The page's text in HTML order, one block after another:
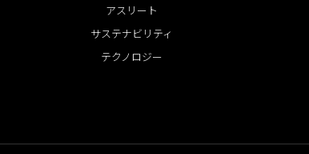
アスリート
サステナビリティ
テクノロジー